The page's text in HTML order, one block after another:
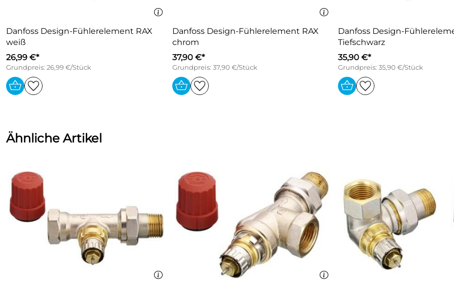
Danfoss Design-Fühlerelement RAX
weiß
26,99 €*
Grundpreis: 26,99 €/Stück
Danfoss Design-Fühlerelement RAX
chrom
37,90 €*
Grundpreis: 37,90 €/Stück
Danfoss Design-
Tiefschwarz
35,90 €*
Grundpreis: 35,90 €/Stück
Ähnliche Artikel